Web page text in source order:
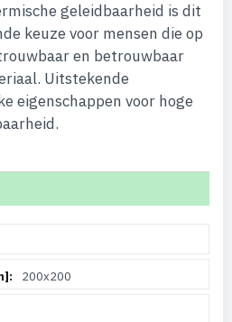
geleidbaarheid is dit
keuze voor mensen die op
en betrouwbaar
Uitstekende
eigenschappen voor hoge
200x200